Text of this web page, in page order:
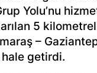
Yolu’nu
5
–
getirdi.